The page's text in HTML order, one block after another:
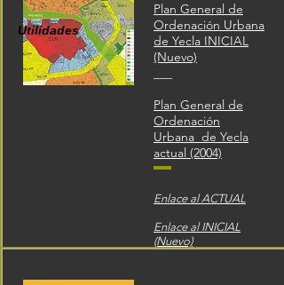
Plan General de
Ordenación Urbana
de Yecla INICIAL
(Nuevo)
Plan General de
Ordenación
Urbana de Yecla
actual (2004)
Enlace al ACTUAL
Enlace al INICIAL
(Nuevo)
Utilidades